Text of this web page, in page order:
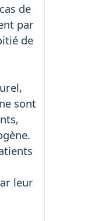
de
par
de
sont
leur